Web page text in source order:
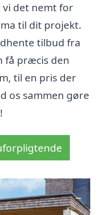
det nemt for
til dit projekt.
tilbud fra
få præcis den
til en pris der
os sammen gøre